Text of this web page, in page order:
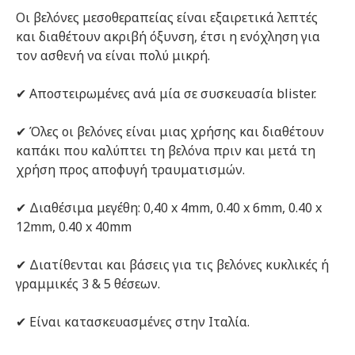
Οι βελόνες μεσοθεραπείας είναι εξαιρετικά λεπτές
και διαθέτουν ακριβή όξυνση, έτσι η ενόχληση για
τον ασθενή να είναι πολύ μικρή.
✔ Αποστειρωμένες ανά μία σε συσκευασία blister.
✔ Όλες οι βελόνες είναι μιας χρήσης και διαθέτουν
καπάκι που καλύπτει τη βελόνα πριν και μετά τη
χρήση προς αποφυγή τραυματισμών.
✔ Διαθέσιμα μεγέθη: 0,40 x 4mm, 0.40 x 6mm, 0.40 x
12mm, 0.40 x 40mm
✔ Διατίθενται και βάσεις για τις βελόνες κυκλικές ή
γραμμικές 3 & 5 θέσεων.
✔ Είναι κατασκευασμένες στην Ιταλία.